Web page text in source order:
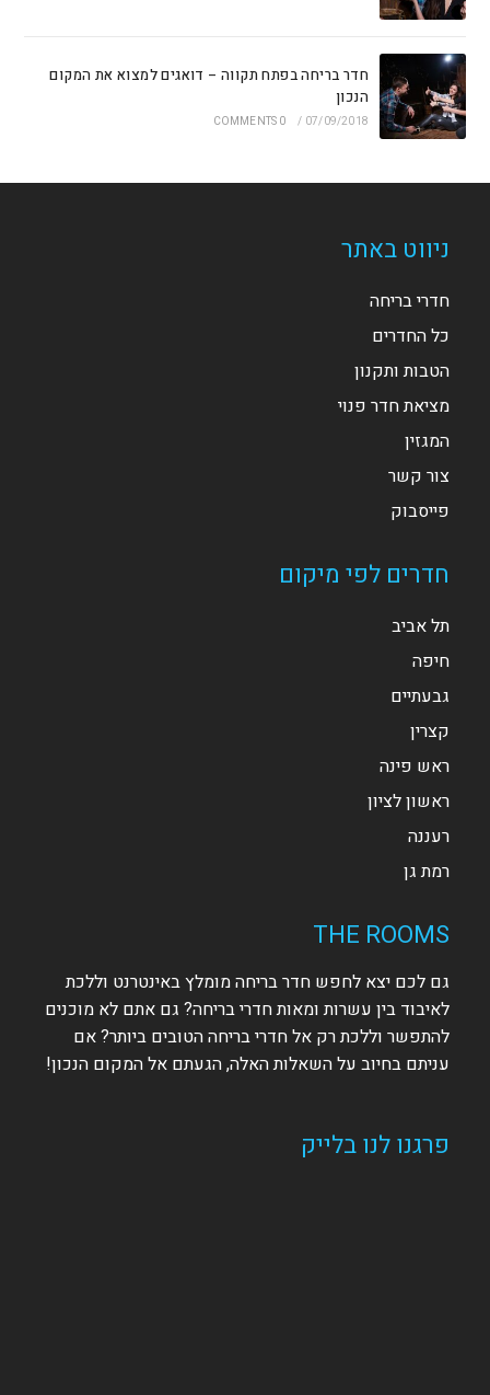
חדר בריחה בפתח תקווה – דואגים למצוא את המקום
הנכון
07/09/2018
/
0 COMMENTS
ניווט באתר
חדרי בריחה
כל החדרים
הטבות ותקנון
מציאת חדר פנוי
המגזין
צור קשר
פייסבוק
חדרים לפי מיקום
תל אביב
חיפה
גבעתיים
קצרין
ראש פינה
ראשון לציון
רעננה
רמת גן
THE ROOMS
גם לכם יצא לחפש חדר בריחה מומלץ באינטרנט וללכת
לאיבוד בין עשרות ומאות חדרי בריחה? גם אתם לא מוכנים
להתפשר וללכת רק אל חדרי בריחה הטובים ביותר? אם
עניתם בחיוב על השאלות האלה, הגעתם אל המקום הנכון!
פרגנו לנו בלייק